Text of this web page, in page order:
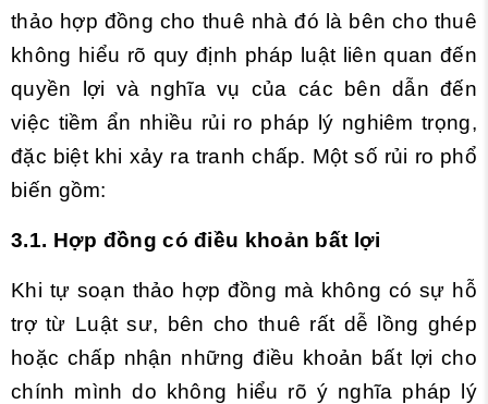
thảo hợp đồng cho thuê nhà đó là bên cho thuê
không hiểu rõ quy định pháp luật liên quan đến
quyền lợi và nghĩa vụ của các bêndẫn đến
việc tiềm ẩn nhiều rủi ro pháp lý nghiêm trọng,
đặc biệt khi xảy ra tranh chấp. Một số rủi ro phổ
biến gồm:
3.1. Hợp đồng có điều khoản bất lợi
Khi tự soạn thảo hợp đồng mà không có sự hỗ
trợ từ Luật sư, bên cho thuê rất dễ lồng ghép
hoặc chấp nhận những điều khoản bất lợi cho
chính mình do không hiểu rõ ý nghĩa pháp lý